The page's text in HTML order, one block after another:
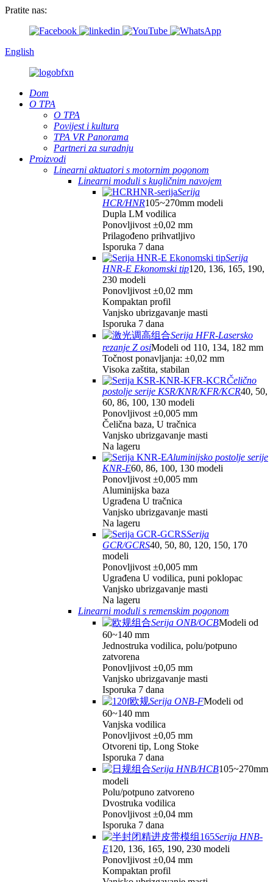
Pratite nas:
English
Dom
O TPA
O TPA
Povijest i kultura
TPA VR Panorama
Partneri za suradnju
Proizvodi
Linearni aktuatori s motornim pogonom
Linearni moduli s kugličnim navojem
Serija
HCR/HNR105~270mm modeli
Dupla LM vodilica
Ponovljivost ±0,02 mm
Prilagođeno prihvatljivo
Isporuka 7 dana
Serija
HNR-E Ekonomski tip120, 136, 165, 190,
230 modeli
Ponovljivost ±0,02 mm
Kompaktan profil
Vanjsko ubrizgavanje masti
Isporuka 7 dana
Serija HFR-Lasersko
rezanje Z osiModeli od 110, 134, 182 mm
Točnost ponavljanja: ±0,02 mm
Visoka zaštita, stabilan
Čelično
postolje serije KSR/KNR/KFR/KCR40, 50,
60, 86, 100, 130 modeli
Ponovljivost ±0,005 mm
Čelična baza, U tračnica
Vanjsko ubrizgavanje masti
Na lageru
Aluminijsko postolje serije
KNR-E60, 86, 100, 130 modeli
Ponovljivost ±0,005 mm
Aluminijska baza
Ugrađena U tračnica
Vanjsko ubrizgavanje masti
Na lageru
Serija
GCR/GCRS40, 50, 80, 120, 150, 170
modeli
Ponovljivost ±0,005 mm
Ugrađena U vodilica, puni poklopac
Vanjsko ubrizgavanje masti
Na lageru
Linearni moduli s remenskim pogonom
Serija ONB/OCBModeli od
60~140 mm
Jednostruka vodilica, polu/potpuno
zatvorena
Ponovljivost ±0,05 mm
Vanjsko ubrizgavanje masti
Isporuka 7 dana
Serija ONB-FModeli od
60~140 mm
Vanjska vodilica
Ponovljivost ±0,05 mm
Otvoreni tip, Long Stoke
Isporuka 7 dana
Serija HNB/HCB105~270mm
modeli
Polu/potpuno zatvoreno
Dvostruka vodilica
Ponovljivost ±0,04 mm
Isporuka 7 dana
Serija HNB-
E120, 136, 165, 190, 230 modeli
Ponovljivost ±0,04 mm
Kompaktan profil